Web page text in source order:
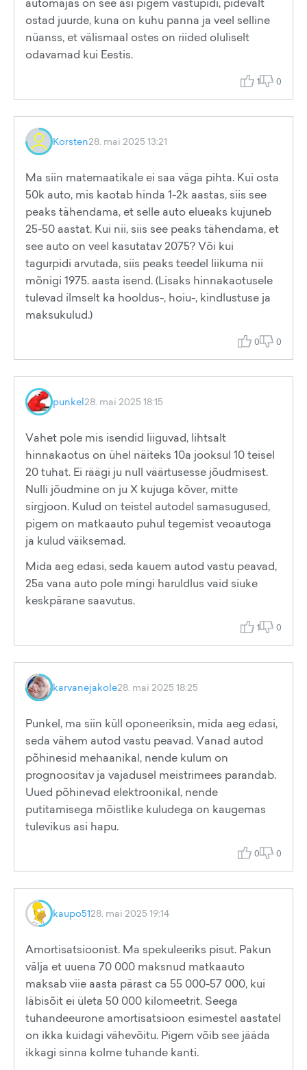
ostad juurde, kuna on kuhu panna ja veel selline
nüanss, et välismaal ostes on riided oluliselt
odavamad kui Eestis.
1 0
Korsten28. mai 2025 13:21
Ma siin matemaatikale ei saa väga pihta. Kui osta
50k auto, mis kaotab hinda 1-2k aastas, siis see
peaks tähendama, et selle auto elueaks kujuneb
25-50 aastat. Kui nii, siis see peaks tähendama, et
see auto on veel kasutatav 2075? Või kui
tagurpidi arvutada, siis peaks teedel liikuma nii
mõnigi 1975. aasta isend. (Lisaks hinnakaotusele
tulevad ilmselt ka hooldus-, hoiu-, kindlustuse ja
maksukulud.)
0 0
punkel28. mai 2025 18:15
Vahet pole mis isendid liiguvad, lihtsalt
hinnakaotus on ühel näiteks 10a jooksul 10 teisel
20 tuhat. Ei räägi ju null väärtusesse jõudmisest.
Nulli jõudmine on ju X kujuga kõver, mitte
sirgjoon. Kulud on teistel autodel samasugused,
pigem on matkaauto puhul tegemist veoautoga
ja kulud väiksemad.
Mida aeg edasi, seda kauem autod vastu peavad,
25a vana auto pole mingi haruldlus vaid siuke
keskpärane saavutus.
1 0
karvanejakole28. mai 2025 18:25
Punkel, ma siin küll oponeeriksin, mida aeg edasi,
seda vähem autod vastu peavad. Vanad autod
põhinesid mehaanikal, nende kulum on
prognoositav ja vajadusel meistrimees parandab.
Uued põhinevad elektroonikal, nende
putitamisega mõistlike kuludega on kaugemas
tulevikus asi hapu.
0 0
kaupo5128. mai 2025 19:14
Amortisatsioonist. Ma spekuleeriks pisut. Pakun
välja et uuena 70 000 maksnud matkaauto
maksab viie aasta pärast ca 55 000-57 000, kui
läbisõit ei ületa 50 000 kilomeetrit. Seega
tuhandeeurone amortisatsioon esimestel aastatel
on ikka kuidagi vähevõitu. Pigem võib see jääda
ikkagi sinna kolme tuhande kanti.